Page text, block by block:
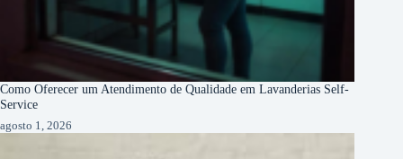
Como Oferecer um Atendimento de Qualidade em Lavanderias Self-
Service
agosto 1, 2026